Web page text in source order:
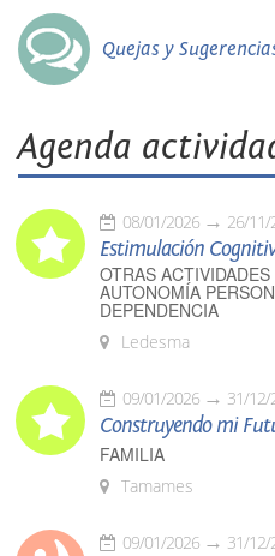
Quejas y
Agenda
08/01/2026 26/11/
Estimulación
OTRAS
AUTONOMÍA
DEPENDENCIA
Ledesma
09/01/2026 31/12/
Construyendo mi
FAMILIA
Tamames
09/01/2026 31/12/